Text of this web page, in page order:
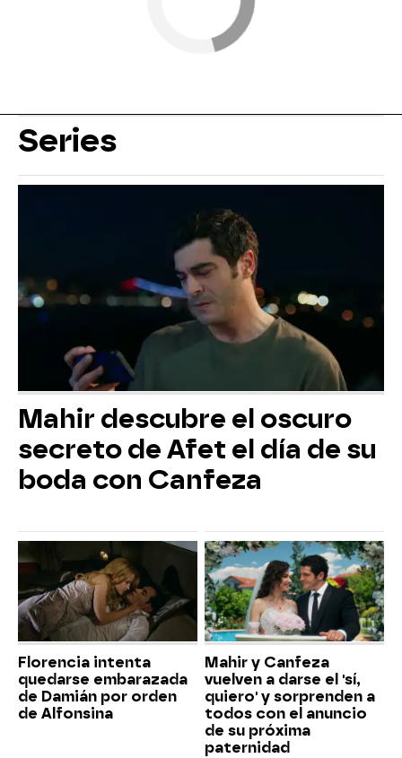
Series
Mahir descubre el oscuro
secreto de Afet el día de su
boda con Canfeza
Florencia intenta
quedarse embarazada
de Damián por orden
de Alfonsina
Mahir y Canfeza
vuelven a darse el 'sí,
quiero' y sorprenden a
todos con el anuncio
de su próxima
paternidad